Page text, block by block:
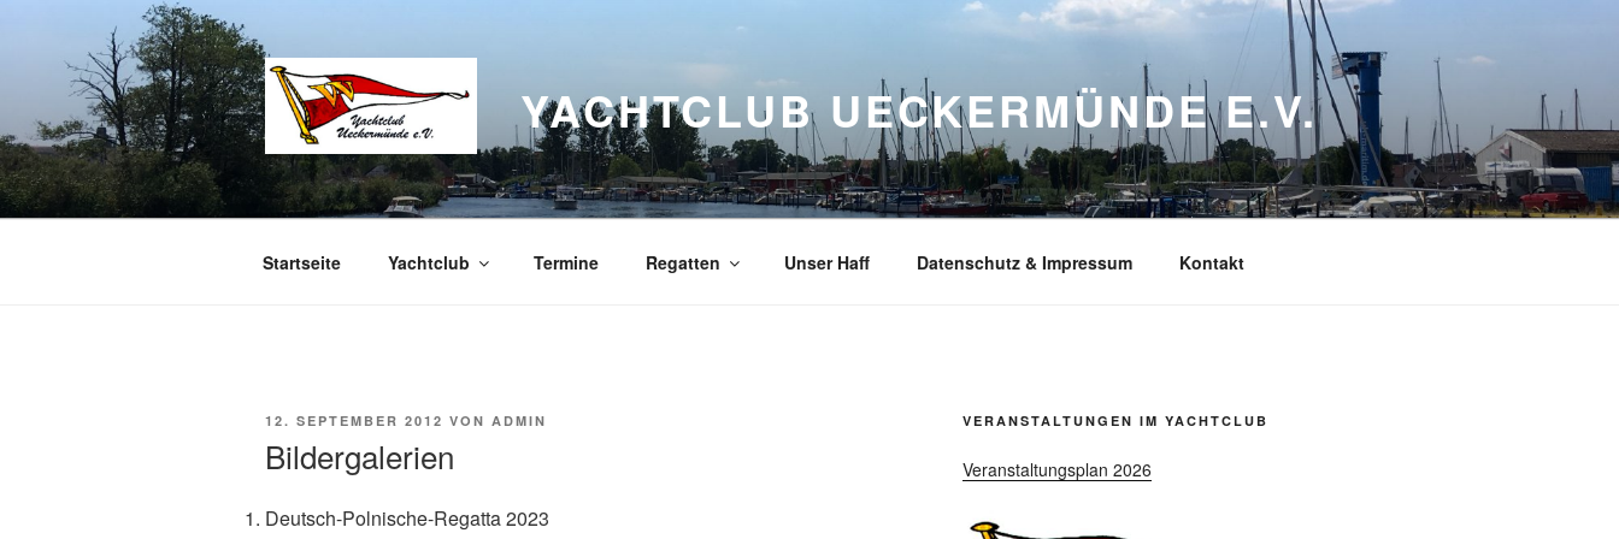
springen
YACHTCLUB UECKERMÜNDE E.V.
Startseite Yachtclub Termine Regatten Unser Haff Datenschutz & Impressum Kontakt
VERÖFFENTLICHT
12. SEPTEMBER 2012 VON ADMIN
Bildergalerien
Deutsch-Polnische-Regatta 2023
VERANSTALTUNGEN IM YACHTCLUB
Veranstaltungsplan 2026